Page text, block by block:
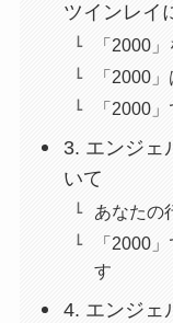
ツインレイ
「2000
「2000
「2000
3. エンジェ
いて
あなたの
「2000
す
4. エンジェ